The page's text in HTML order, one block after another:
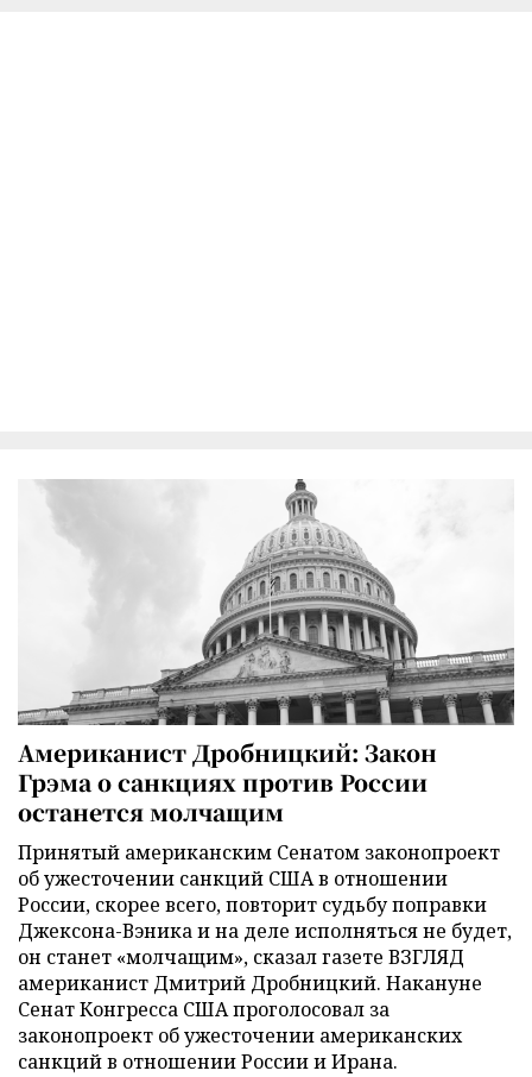
Американист Дробницкий: Закон
Грэма о санкциях против России
останется молчащим
Принятый американским Сенатом законопроект
об ужесточении санкций США в отношении
России, скорее всего, повторит судьбу поправки
Джексона-Вэника и на деле исполняться не будет,
он станет «молчащим», сказал газете ВЗГЛЯД
американист Дмитрий Дробницкий. Накануне
Сенат Конгресса США проголосовал за
законопроект об ужесточении американских
санкций в отношении России и Ирана.